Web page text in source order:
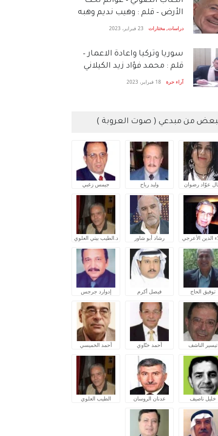
الأرض – قلم : وهيب نديم وهبه
دراسات, مختارات 23 فبراير، 2023
سوريا وتركيا واعادة الاعمار –
قلم : محمد فؤاد زيد الكيلاني
آراء حرة 18 فبراير، 2023
من مبدعي ( صوت العروبة )
عوّاد رضوان وليد رباح جيمس زغبي
الدين الأعرجي رشاد أبو شاور د.الطيب بيتي العلوي
توفيق الحاج فيصل أكرم إدوارد جرجس
تيسير الناشف أحمد ختّاوي أحمد الخميسي
خليل ناصيف عدنان الروسان الطيب العلوي